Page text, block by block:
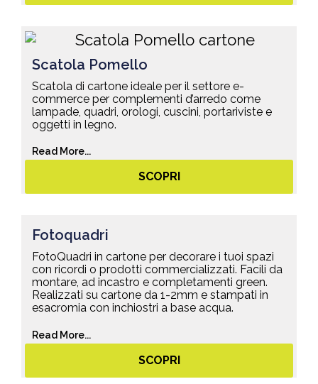
Scatola Pomello
Scatola di cartone ideale per il settore e-
commerce per complementi d’arredo come
lampade, quadri, orologi, cuscini, portariviste e
oggetti in legno.
Read More...
SCOPRI
Fotoquadri
FotoQuadri in cartone per decorare i tuoi spazi
con ricordi o prodotti commercializzati. Facili da
montare, ad incastro e completamenti green.
Realizzati su cartone da 1-2mm e stampati in
esacromia con inchiostri a base acqua.
Read More...
SCOPRI